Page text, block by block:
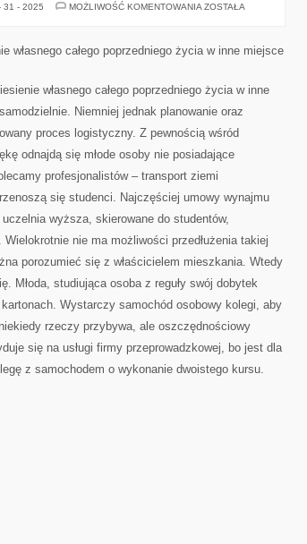
31 - 2025 MOŻLIWOŚĆ KOMENTOWANIA Z
KAŻDEGO
DNIA
CAŁYM
ŚWIECIE
ZOSTAŁA
własnego całego poprzedniego życia w inne miejsce
własnego całego poprzedniego życia w inne
Niemniej jednak planowanie oraz
proces logistyczny. Z pewnością wśród
odnajdą się młode osoby nie posiadające
profesjonalistów – transport ziemi
się studenci. Najczęściej umowy wynajmu
wyższa, skierowane do studentów,
nie ma możliwości przedłużenia takiej
porozumieć się z właścicielem mieszkania. Wtedy
Młoda, studiująca osoba z reguły swój dobytek
Wystarczy samochód osobowy kolegi, aby
rzeczy przybywa, ale oszczędnościowy
się na usługi firmy przeprowadzkowej, bo jest dla
z samochodem o wykonanie dwoistego kursu.